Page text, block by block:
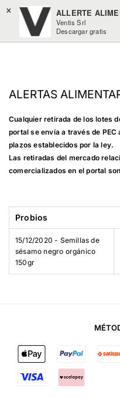
× ALLERTE
Ventis Srl
Descargar gratis
ALERTAS
Cualquier retirada de los lotes
portal se envía a través de
plazos establecidos por la ley.
Las retiradas del mercado
comercializados en el portal
Probios
15/12/2020 - Semillas de
sésamo negro orgánico
150gr